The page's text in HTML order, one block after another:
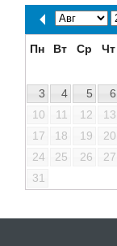
Пн Вт Ср Чт
3
4 5 6
10
11 12 13
17
18 19 20
24
25 26 27
31